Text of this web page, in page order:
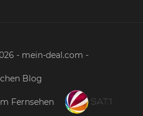
- mein-deal.com -
Blog
Fernsehen